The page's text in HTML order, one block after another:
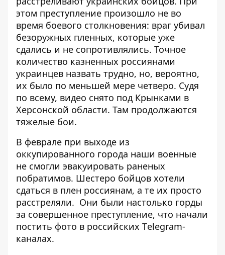
этом преступление произошло не во
время боевого столкновения: враг убивал
безоружных пленных, которые уже
сдались и не сопротивлялись. Точное
количество казненных россиянами
украинцев назвать трудно, но, вероятно,
их было по меньшей мере четверо. Судя
по всему, видео снято под Крынками в
Херсонской области. Там продолжаются
тяжелые бои.
В феврале при выходе из
оккупированного города наши военные
не смогли эвакуировать раненых
побратимов. Шестеро бойцов хотели
сдаться в плен россиянам, а те их просто
расстреляли. Они были настолько горды
за совершенное преступление, что начали
постить фото в российских Тelegram-
каналах.